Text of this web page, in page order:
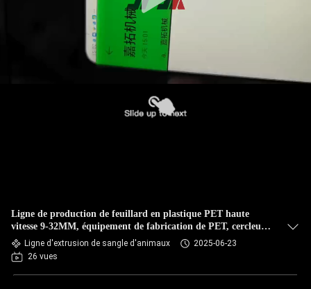
Ligne de production de feuillard en plastique PET haute
vitesse 9-32MM, équipement de fabrication de PET, cercleuse
PET avec cercleuse entièrement automatique
Ligne d'extrusion de sangle d'animaux
2025-06-23
26 vues